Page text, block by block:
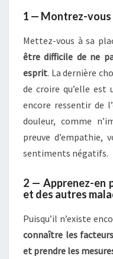
1 — Montrez-vous
Mettez-vous à sa
être difficile de ne
esprit. La dernière
de croire qu’elle est
encore ressentir de
douleur, comme
preuve d’empathie,
sentiments négatifs.
2 — Apprenez-en
et des autres
Puisqu’il n’existe
connaître les
et prendre les